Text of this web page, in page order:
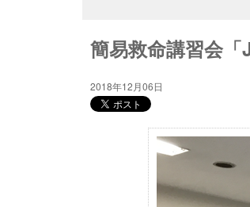
簡易救命講習会
2018年12月06日